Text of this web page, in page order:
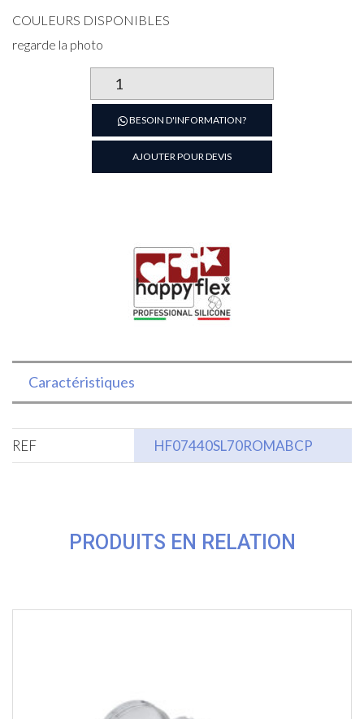
COULEURS DISPONIBLES
regarde la photo
de
SILPAT
TAPPETO
EN
SILICONE
VERRE
590X390
HAPPYFLEX
BESOIN D'INFORMATION?
AJOUTER POUR DEVIS
Caractéristiques
REF HF07440SL70ROMABCP
PRODUITS EN RELATION